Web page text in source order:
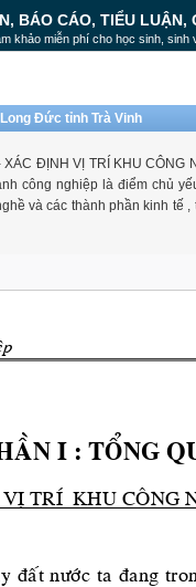
BÁO CÁO, TIỂU LUẬN,
khảo miễn phí cho học sinh, sinh
Đức tỉnh Trà Vinh
XÁC ĐỊNH VỊ TRÍ KHU
công nghiệp là điểm chủ
và các thành phần kinh